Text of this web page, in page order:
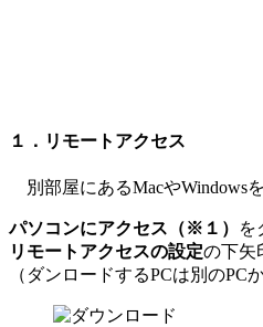
１．リモートアクセス
別部屋にあるMacやWindows
パソコンにアクセス（※１）
を
リモートアクセスの設定の下矢
（ダンロードするPCは別の